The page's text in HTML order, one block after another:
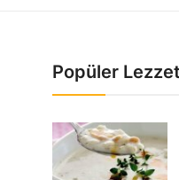
Popüler